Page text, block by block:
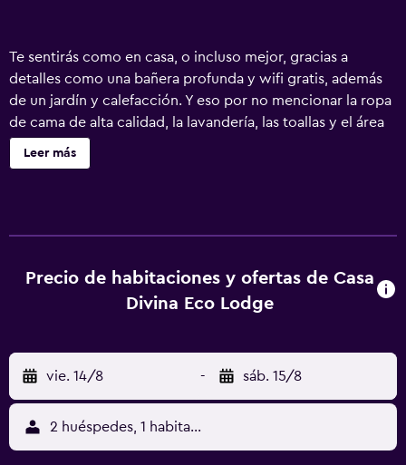
Te sentirás como en casa, o incluso mejor, gracias a
detalles como una bañera profunda y wifi gratis, además
de un jardín y calefacción. Y eso por no mencionar la ropa
de cama de alta calidad, la lavandería, las toallas y el área
de pícnic.
Leer más
Precio de habitaciones y ofertas de Casa
Divina Eco Lodge
vie. 14/8 - sáb. 15/8
2 huéspedes, 1 habitación